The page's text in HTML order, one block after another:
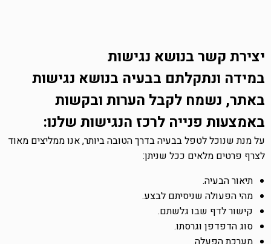
יצירת קשר בנושא נגישות
במידה ונתקלתם בבעיה בנושא נגישות
באתר, נשמח לקבל הערות ובקשות
באמצעות פנייה לרכז הנגישות שלנו:
על מנת שנוכל לטפל בבעיה בדרך הטובה ביותר, אנו ממליצים מאוד
לצרף פרטים מלאים ככל שניתן:
תיאור הבעיה.
מהי הפעולה שניסיתם לבצע.
קישור לדף שבו גלשתם.
סוג הדפדפן וגרסתו.